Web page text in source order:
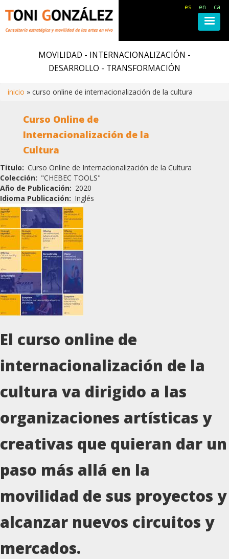
MOVILIDAD - INTERNACIONALIZACIÓN -
DESARROLLO - TRANSFORMACIÓN
de
navegación
inicio curso online de internacionalización de la cultura
es en ca
Curso Online de
Internacionalización de la
Cultura
Titulo
Curso Online de Internacionalización de la Cultura
Colección
"CHEBEC TOOLS"
Año de Publicación
2020
Idioma Publicación
Inglés
El curso online de
internacionalización de la
cultura va dirigido a las
organizaciones artísticas y
creativas que quieran dar un
paso más allá en la
movilidad de sus proyectos y
alcanzar nuevos circuitos y
mercados.